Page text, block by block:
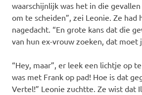
waarschijnlijk was het in die
om te scheiden”, zei Leonie. Ze had
nagedacht. “En grote kans dat die
van hun ex-vrouw zoeken, dat moet
“Hey, maar”, er leek een lichtje op
was met Frank op pad! Hoe is dat
Vertel!” Leonie zuchtte. Ze wist dat